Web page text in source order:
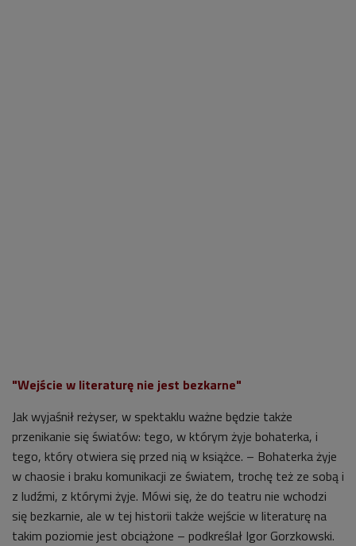
"Wejście w literaturę nie jest bezkarne"
Jak wyjaśnił reżyser, w spektaklu ważne będzie także
przenikanie się światów: tego, w którym żyje bohaterka, i
tego, który otwiera się przed nią w książce. – Bohaterka żyje
w chaosie i braku komunikacji ze światem, trochę też ze sobą i
z ludźmi, z którymi żyje. Mówi się, że do teatru nie wchodzi
się bezkarnie, ale w tej historii także wejście w literaturę na
takim poziomie jest obciążone – podkreślał Igor Gorzkowski.